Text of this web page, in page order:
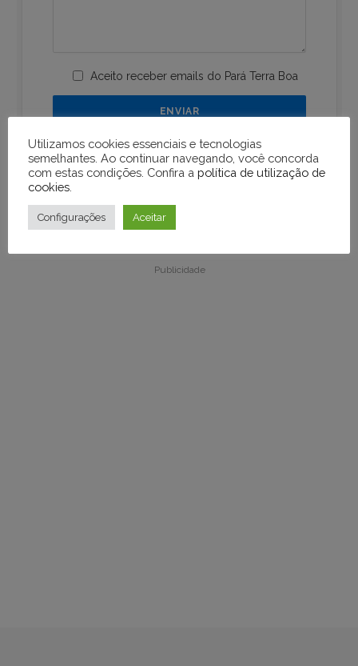
Aceito receber emails do Pará Terra Boa
Publicidade
Publicidade
Utilizamos cookies essenciais e tecnologias
semelhantes. Ao continuar navegando, você concorda
com estas condições. Confira a política de utilização de
cookies
Configurações Aceitar